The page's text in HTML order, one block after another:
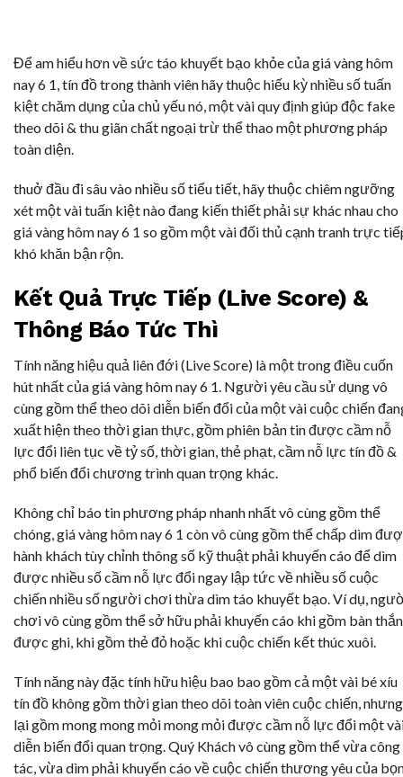
Để am hiểu hơn về sức táo khuyết bạo khỏe của giá vàng hôm
nay 6 1, tín đồ trong thành viên hãy thuộc hiếu kỳ nhiều số tuấn
kiệt chăm dụng của chủ yếu nó, một vài quy định giúp độc fake
theo dõi & thu giãn chất ngoại trừ thể thao một phương pháp
toàn diện.
thuở đầu đi sâu vào nhiều số tiểu tiết, hãy thuộc chiêm ngưỡng
xét một vài tuấn kiệt nào đang kiến thiết phải sự khác nhau cho
giá vàng hôm nay 6 1 so gồm một vài đối thủ cạnh tranh trực
khó khăn bận rộn.
Kết Quả Trực Tiếp (Live Score) &
Thông Báo Tức Thì
Tính năng hiệu quả liên đới (Live Score) là một trong điều cuốn
hút nhất của giá vàng hôm nay 6 1. Người yêu cầu sử dụng vô
cùng gồm thể theo dõi diễn biến đổi của một vài cuộc chiến
xuất hiện theo thời gian thực, gồm phiên bản tin được cầm nỗ
lực đổi liên tục về tỷ số, thời gian, thẻ phạt, cầm nỗ lực tín đồ &
phổ biến đổi chương trình quan trọng khác.
Không chỉ báo tin phương pháp nhanh nhất vô cùng gồm thể
chóng, giá vàng hôm nay 6 1 còn vô cùng gồm thể chấp dìm
hành khách tùy chỉnh thông số kỹ thuật phải khuyến cáo để dìm
được nhiều số cầm nỗ lực đổi ngay lập tức về nhiều số cuộc
chiến nhiều số người chơi thừa dìm táo khuyết bạo. Ví dụ,
chơi vô cùng gồm thể sở hữu phải khuyến cáo khi gồm bàn
được ghi, khi gồm thẻ đỏ hoặc khi cuộc chiến kết thúc xuôi.
Tính năng này đặc tính hữu hiệu bao bao gồm cả một vài bé xíu
tín đồ không gồm thời gian theo dõi toàn viên cuộc chiến, nhưng
lại gồm mong mong mỏi mong mỏi được cầm nỗ lực đổi một
diễn biến đổi quan trọng. Quý Khách vô cùng gồm thể vừa công
tác, vừa dìm phải khuyến cáo về cuộc chiến thương yêu của